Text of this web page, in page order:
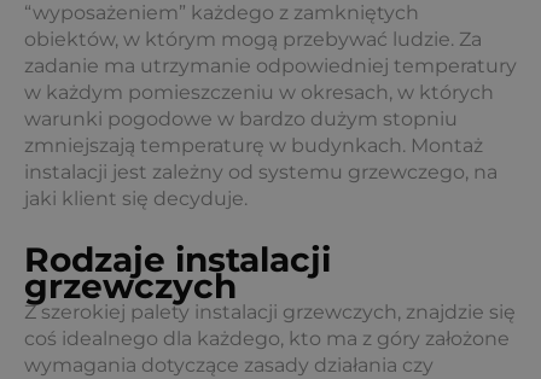
“wyposażeniem” każdego z zamkniętych
obiektów, w którym mogą przebywać ludzie. Za
zadanie ma utrzymanie odpowiedniej temperatury
w każdym pomieszczeniu w okresach, w których
warunki pogodowe w bardzo dużym stopniu
zmniejszają temperaturę w budynkach. Montaż
instalacji jest zależny od systemu grzewczego, na
jaki klient się decyduje.
Rodzaje instalacji
grzewczych
Z szerokiej palety instalacji grzewczych, znajdzie się
coś idealnego dla każdego, kto ma z góry założone
wymagania dotyczące zasady działania czy